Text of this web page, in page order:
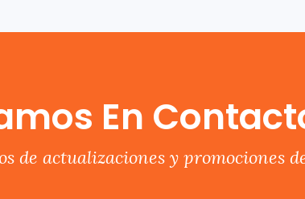
En
de actualizaciones y promociones